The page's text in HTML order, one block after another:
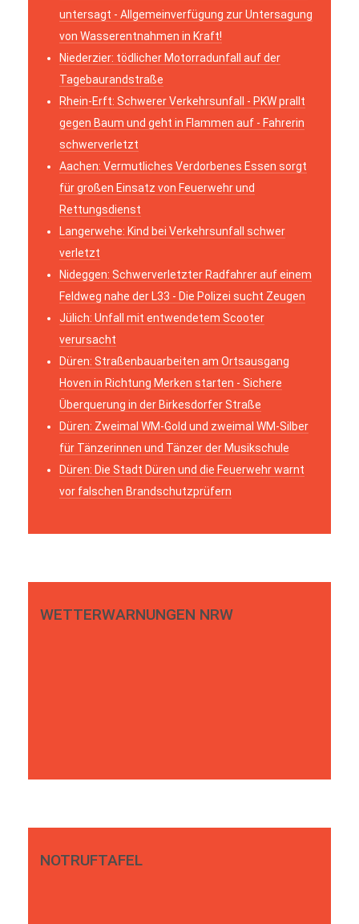
untersagt - Allgemeinverfügung zur Untersagung
von Wasserentnahmen in Kraft!
Niederzier: tödlicher Motorradunfall auf der
Tagebaurandstraße
Rhein-Erft: Schwerer Verkehrsunfall - PKW prallt
gegen Baum und geht in Flammen auf - Fahrerin
schwerverletzt
Aachen: Vermutliches Verdorbenes Essen sorgt
für großen Einsatz von Feuerwehr und
Rettungsdienst
Langerwehe: Kind bei Verkehrsunfall schwer
verletzt
Nideggen: Schwerverletzter Radfahrer auf einem
Feldweg nahe der L33 - Die Polizei sucht Zeugen
Jülich: Unfall mit entwendetem Scooter
verursacht
Düren: Straßenbauarbeiten am Ortsausgang
Hoven in Richtung Merken starten - Sichere
Überquerung in der Birkesdorfer Straße
Düren: Zweimal WM-Gold und zweimal WM-Silber
für Tänzerinnen und Tänzer der Musikschule
Düren: Die Stadt Düren und die Feuerwehr warnt
vor falschen Brandschutzprüfern
WETTERWARNUNGEN NRW
NOTRUFTAFEL